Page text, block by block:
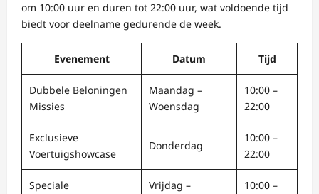
om 10:00 uur en duren tot 22:00 uur, wat voldoende tijd
biedt voor deelname gedurende de week.
Evenement Datum Tijd
Dubbele Beloningen
Missies
Maandag –
Woensdag
10:00 –
22:00
Exclusieve
Voertuigshowcase
Donderdag
10:00 –
22:00
Speciale
Vrijdag –
10:00 –